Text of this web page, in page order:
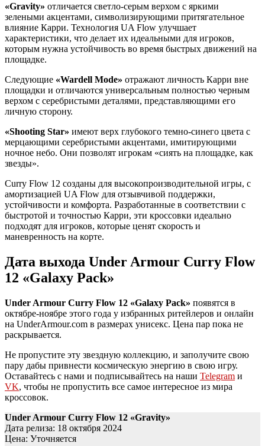
«Gravity» отличается светло-серым верхом с яркими
зелеными акцентами, символизирующими притягательное
влияние Карри. Технология UA Flow улучшает
характеристики, что делает их идеальными для игроков,
которым нужна устойчивость во время быстрых движений на
площадке.
Следующие «Wardell Mode» отражают личность Карри вне
площадки и отличаются универсальным полностью черным
верхом с серебристыми деталями, представляющими его
личную сторону.
«Shooting Star» имеют верх глубокого темно-синего цвета с
мерцающими серебристыми акцентами, имитирующими
ночное небо. Они позволят игрокам «сиять на площадке, как
звезды».
Curry Flow 12 созданы для высокопроизводительной игры, с
амортизацией UA Flow для отзывчивой поддержки,
устойчивости и комфорта. Разработанные в соответствии с
быстротой и точностью Карри, эти кроссовки идеально
подходят для игроков, которые ценят скорость и
маневренность на корте.
Дата выхода Under Armour Curry Flow
12 «Galaxy Pack»
Under Armour Curry Flow 12 «Galaxy Pack» появятся в
октябре-ноябре этого года у избранных ритейлеров и онлайн
на UnderArmour.com в размерах унисекс. Цена пар пока не
раскрывается.
Не пропустите эту звездную коллекцию, и заполучите свою
пару дабы привнести космическую энергию в свою игру.
Оставайтесь с нами и подписывайтесь на наши Telegram и
VK, чтобы не пропустить все самое интересное из мира
кроссовок.
Under Armour Curry Flow 12 «Gravity»
Дата релиза: 18 октября 2024
Цена: Уточняется